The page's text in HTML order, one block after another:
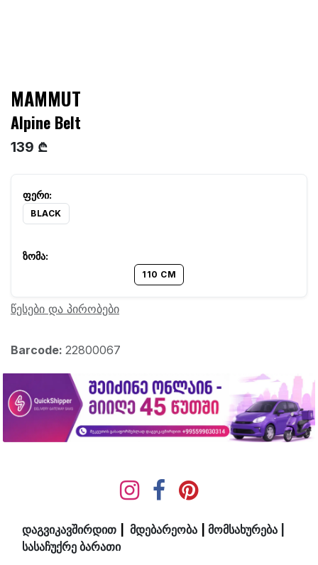
MAMMUT
Alpine Belt
139 ₾
BLACK
110 CM
წესები და პირობები
Barcode: 22800067
დაგვიკავშირდით მდ​ებ​​არეობა მომსახურება
სასაჩუქრე ბარათი